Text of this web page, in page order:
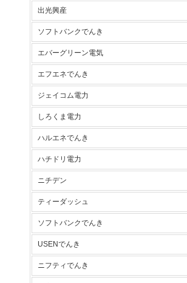
出光興産
ソフトバンクでんき
エバーグリーン電気
エフエネでんき
ジェイコム電力
しろくま電力
ハルエネでんき
ハチドリ電力
ニチデン
ティーダッシュ
ソフトバンクでんき
USENでんき
ニフティでんき